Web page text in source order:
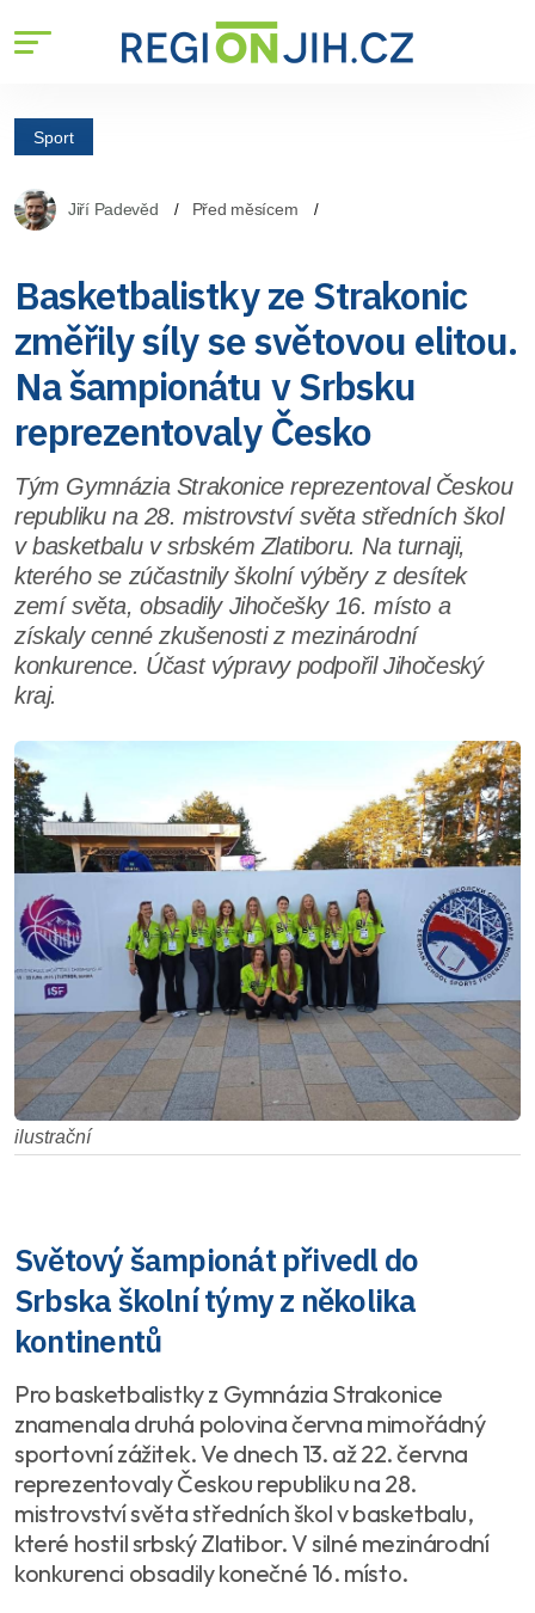
Sport
Jiří Padevěd Před měsícem
Basketbalistky ze Strakonic
změřily síly se světovou elitou.
Na šampionátu v Srbsku
reprezentovaly Česko
Tým Gymnázia Strakonice reprezentoval Českou
republiku na 28. mistrovství světa středních škol
v basketbalu v srbském Zlatiboru. Na turnaji,
kterého se zúčastnily školní výběry z desítek
zemí světa, obsadily Jihočešky 16. místo a
získaly cenné zkušenosti z mezinárodní
konkurence. Účast výpravy podpořil Jihočeský
kraj.
ilustrační
Světový šampionát přivedl do
Srbska školní týmy z několika
kontinentů
Pro basketbalistky z Gymnázia Strakonice
znamenala druhá polovina června mimořádný
sportovní zážitek. Ve dnech 13. až 22. června
reprezentovaly Českou republiku na 28.
mistrovství světa středních škol v basketbalu,
které hostil srbský Zlatibor. V silné mezinárodní
konkurenci obsadily konečné 16. místo.